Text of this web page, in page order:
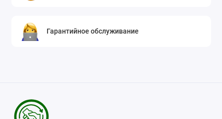
Гарантийное обслуживание